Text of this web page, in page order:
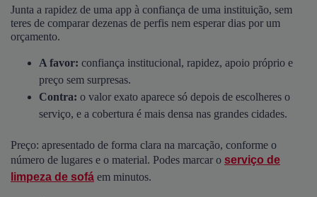
Junta a rapidez de uma app à confiança de uma instituição, sem
teres de comparar dezenas de perfis nem esperar dias por um
orçamento.
A favor: confiança institucional, rapidez, apoio próprio e
preço sem surpresas.
Contra: o valor exato aparece só depois de escolheres o
serviço, e a cobertura é mais densa nas grandes cidades.
Preço: apresentado de forma clara na marcação, conforme o
número de lugares e o material. Podes marcar o serviço de
limpeza de sofá em minutos.